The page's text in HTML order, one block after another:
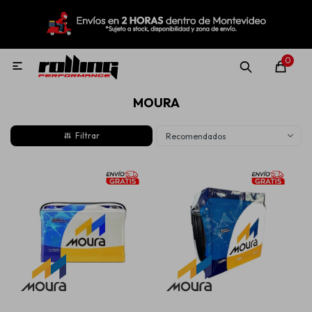
0

MOURA
Recomendados
MI CUENTA
Nuevo! Rolling Repuestos
Lubricantes
Aditivos